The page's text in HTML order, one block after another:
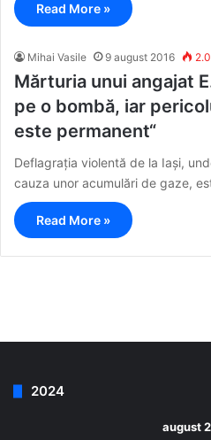
Read More »
Mihai Vasile 9 august 2016
Mărturia unui angajat
pe o bombă, iar
este permanent“
Deflagrația violentă de la Iași,
cauza unor acumulări de gaze,
Read More »
2024
august